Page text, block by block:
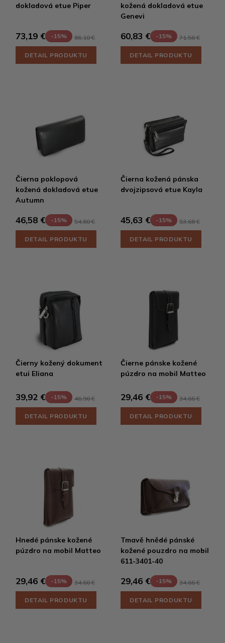
dokladová etue Piper
73,19 € -15% 86,10 €
DETAIL PRODUKTU
kožená dokladová etue
Genevi
60,83 € -15% 71,56 €
DETAIL PRODUKTU
Čierna poklopová
kožená dokladová etue
Autumn
46,58 € -15% 54,80 €
DETAIL PRODUKTU
Čierna kožená pánska
dvojzipsová etue Kayla
45,63 € -15% 53,68 €
DETAIL PRODUKTU
Čierny kožený dokument
etui Eliana
39,92 € -15% 46,96 €
DETAIL PRODUKTU
Čierne pánske kožené
púzdro na mobil Matteo
29,46 € -15% 34,66 €
DETAIL PRODUKTU
Hnedé pánske kožené
púzdro na mobil Matteo
29,46 € -15% 34,66 €
DETAIL PRODUKTU
Tmavě hnědé pánské
kožené pouzdro na mobil
611-3401-40
29,46 € -15% 34,66 €
DETAIL PRODUKTU